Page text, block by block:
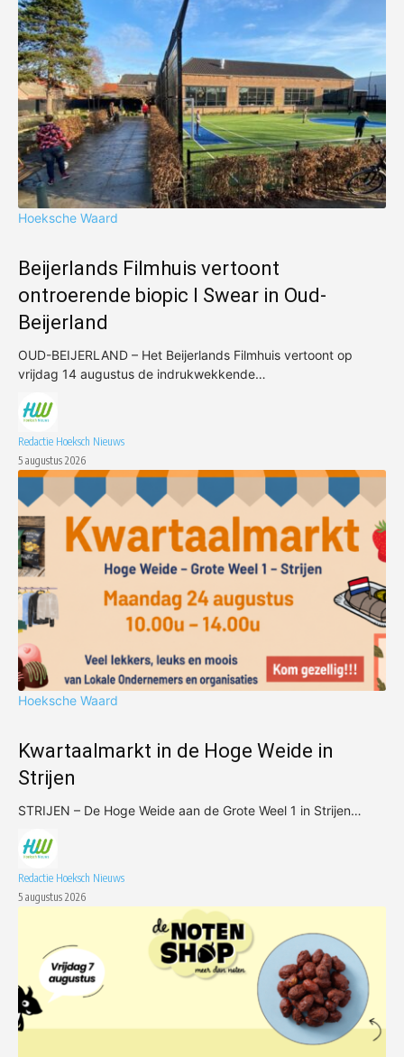
Hoeksche Waard
Beijerlands Filmhuis vertoont
ontroerende biopic I Swear in Oud-
Beijerland
OUD-BEIJERLAND – Het Beijerlands Filmhuis vertoont op
vrijdag 14 augustus de indrukwekkende…
Redactie Hoeksch Nieuws
5 augustus 2026
Hoeksche Waard
Kwartaalmarkt in de Hoge Weide in
Strijen
STRIJEN – De Hoge Weide aan de Grote Weel 1 in Strijen…
Redactie Hoeksch Nieuws
5 augustus 2026